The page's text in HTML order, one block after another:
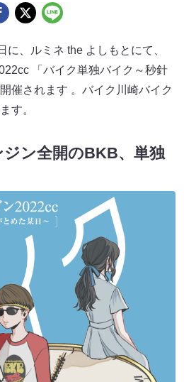
、ルミネ the よしもとにて、
「バイク単独バイク～秒針
催されます 。バイク川崎バイク
す。
ン全開のBKB、単独